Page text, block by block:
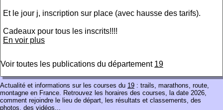
Et le jour j, inscription sur place (avec hausse des tarifs).
Cadeaux pour tous les inscrits!!!!
En voir plus
Voir toutes les publications du département 19
Actualité et informations sur les courses du 19 : trails, marathons, route,
montagne en France. Retrouvez les horaires des courses, la date 2026,
comment rejoindre le lieu de départ, les résultats et classements, des
photos, des vidéos...